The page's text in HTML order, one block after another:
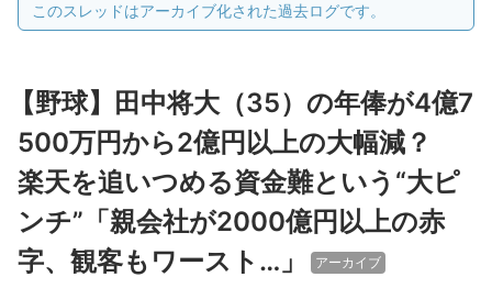
このスレッドはアーカイブ化された過去ログです。
【野球】田中将大（35）の年俸が4億7
500万円から2億円以上の大幅減？
楽天を追いつめる資金難という“大ピ
ンチ”「親会社が2000億円以上の赤
字、観客もワースト…」
アーカイブ